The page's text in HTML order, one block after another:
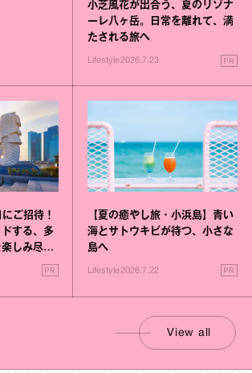
小芝風花が出合う、夏のリゾナ
ーレ八ヶ岳。日常を離れて、満
たされる旅へ
Lifestyle2026.7.23 PR
ご招待！
ドする、多
しみ尽く
PR
【夏の癒やし旅・小浜島】青い
海とサトウキビが待つ、小さな
島へ
Lifestyle2026.7.22 PR
View all